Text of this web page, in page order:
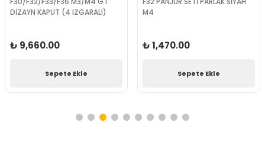
₺ 15,540.00
Sepete Ekle
STOP SETİ
₺ 46,200.00
Sepete Ekle